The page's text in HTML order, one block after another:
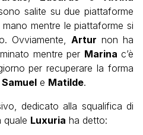
salite su due piattaforme
mentre le piattaforme si
Ovviamente, Artur non ha
mentre per Marina c’è
per recuperare la forma
Samuel e Matilde.
dedicato alla squalifica di
quale Luxuria ha detto: